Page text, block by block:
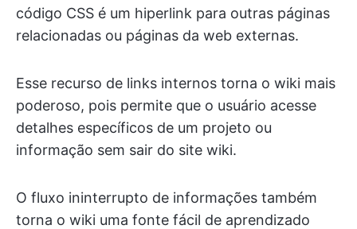
código CSS é um hiperlink para outras páginas
relacionadas ou páginas da web externas.
Esse recurso de links internos torna o wiki mais
poderoso, pois permite que o usuário acesse
detalhes específicos de um projeto ou
informação sem sair do site wiki.
O fluxo ininterrupto de informações também
torna o wiki uma fonte fácil de aprendizado